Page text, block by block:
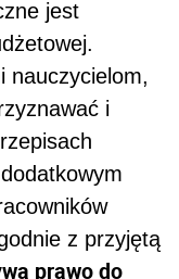
jest
nauczycielom,
i
z przyjętą
prawo do